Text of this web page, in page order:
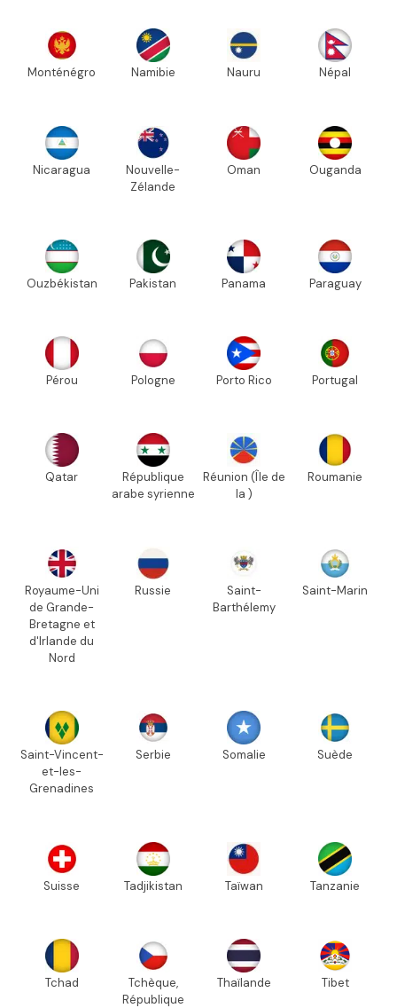
Monténégro Namibie Nauru Népal
Nicaragua
Nouvelle-
Zélande
Oman Ouganda
Ouzbékistan Pakistan Panama Paraguay
Pérou Pologne Porto Rico Portugal
Qatar
République
arabe syrienne
Réunion (Île de
la )
Roumanie
Royaume-Uni
de Grande-
Bretagne et
d'Irlande du
Nord
Russie
Saint-
Barthélemy
Saint-Marin
Saint-Vincent-
et-les-
Grenadines
Serbie Somalie Suède
Suisse Tadjikistan Taïwan Tanzanie
Tchad
Tchèque,
République
Thaïlande Tibet